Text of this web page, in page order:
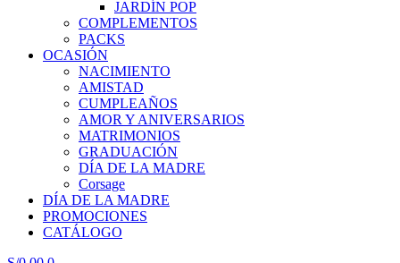
JARDÍN POP
COMPLEMENTOS
PACKS
OCASIÓN
NACIMIENTO
AMISTAD
CUMPLEAÑOS
AMOR Y ANIVERSARIOS
MATRIMONIOS
GRADUACIÓN
DÍA DE LA MADRE
Corsage
DÍA DE LA MADRE
PROMOCIONES
CATÁLOGO